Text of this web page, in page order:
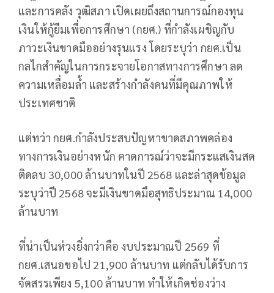
และการคลัง วุฒิสภา เปิดเผยถึงสถานการณ์กองทุน
เงินให้กู้ยืมเพื่อการศึกษา (กยศ.) ที่กำลังเผชิญกับ
ภาวะเงินขาดมืออย่างรุนแรง โดยระบุว่า กยศ.เป็น
กลไกสำคัญในการกระจายโอกาสทางการศึกษา ลด
ความเหลื่อมล้ำ และสร้างกำลังคนที่มีคุณภาพให้
ประเทศชาติ
แต่ทว่า กยศ.กำลังประสบปัญหาขาดสภาพคล่อง
ทางการเงินอย่างหนัก คาดการณ์ว่าจะมีกระแสเงินสด
ติดลบ 30,000 ล้านบาทในปี 2568 และล่าสุดข้อมูล
ระบุว่าปี 2568 จะมีเงินขาดมือสุทธิประมาณ 14,000
ล้านบาท
ที่น่าเป็นห่วงยิ่งกว่าคือ งบประมาณปี 2569 ที่
กยศ.เสนอขอไป 21,900 ล้านบาท แต่กลับได้รับการ
จัดสรรเพียง 5,100 ล้านบาท ทำให้เกิดช่องว่าง